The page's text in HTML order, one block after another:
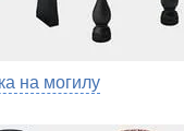
на могилу